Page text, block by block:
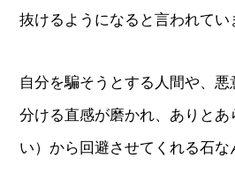
抜けるようになると言われてい
自分を騙そうとする人間や、
分ける直感が磨かれ、ありとあ
い）から回避させてくれる石な